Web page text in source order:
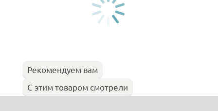
Рекомендуем вам
С этим товаром смотрели